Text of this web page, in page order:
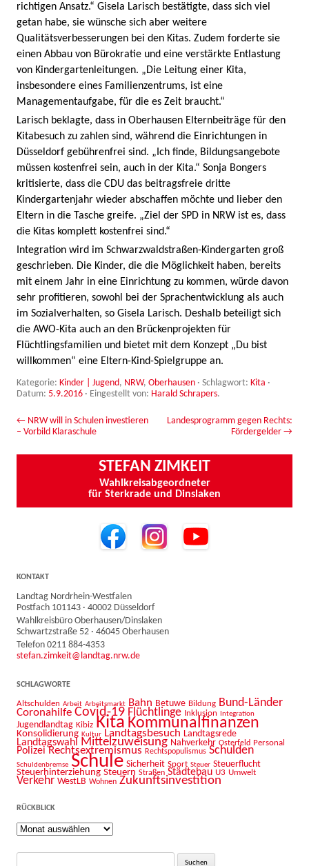
richtigen Ansatz.“ Gisela Larisch bestätigte, dass sich viel
getan habe, sie wünsche sich aber weitere
Qualitätsverbesserungen bei den Kitas. Zudem forderte sie
einen Abbau von Bürokratie und eine verstärkte Entlastung
von Kindergartenleitungen. „Die Leitung einer Kita,
insbesondere eines Familienzentrums, ist eine
Managementaufgabe, für die es Zeit braucht.“
Larisch beklagte, dass in Oberhausen Elternbeiträge für den
Kitabesuch zu zahlen sind, während die Einrichtungen in
Düsseldorf gebührenfrei sind. „Ich finde, Bildungsangebote
müssen kostenfrei sein, auch in der Kita.“ Sonja Bongers
kritisierte, dass die CDU das beitragsfreie dritte
Kindergartenjahr wieder abschaffen möchte und lieber den
Eltern in die Tasche greife. „Ziel der SPD in NRW ist es, dass
die Kitas komplett kostenfrei sind.“
Integration wird im Schwarzwaldstraßen-Kindergarten groß
geschrieben. Die Kinder, die die Möglichkeit haben, bereits
mit einem Jahr in eine Einrichtung zu kommen, würde davon
sehr profitieren, sowohl bei der Sprachentwicklung als auch
im Sozialverhalten, so Gisela Larisch. Deshalb beteiligt sich
die AWO-Kita auch an den Brückenprojekten für
Flüchtlingsfamilien und bietet mit dem Konzept „Du bist
willkommen“ eine Eltern-Kind-Spielgruppe an.
Kategorie: Kinder | Jugend, NRW, Oberhausen · Schlagwort: Kita ·
Datum: 5.9.2016 · Eingestellt von: Harald Schrapers.
Beitrags-Navigation
← NRW will in Schulen investieren
– Vorbild Klaraschule
Landesprogramm gegen Rechts:
Fördergelder →
STEFAN ZIMKEIT
Wahlkreisabgeordneter
für Sterkrade und Dinslaken
KONTAKT
Landtag Nordrhein-Westfalen
Postfach 101143 · 40002 Düsseldorf
Wahlkreisbüro Oberhausen/Dinslaken
Schwartzstraße 52 · 46045 Oberhausen
Telefon 0211 884-4353
stefan.zimkeit@landtag.nrw.de
SCHLAGWORTE
Altschulden Arbeit Arbeitsmarkt Bahn Betuwe Bildung Bund-Länder
Coronahilfe Covid-19 Flüchtlinge Inklusion Integration
Jugendlandtag Kibiz Kita Kommunalfinanzen
Konsolidierung Kultur Landtagsbesuch Landtagsrede
Landtagswahl Mittelzuweisung Nahverkehr Osterfeld Personal
Polizei Rechtsextremismus Rechtspopulismus Schulden
Schuldenbremse Schule Sicherheit Sport Steuer Steuerflucht
Steuerhinterziehung Steuern Straßen Städtebau U3 Umwelt
Verkehr WestLB Wohnen Zukunftsinvestition
RÜCKBLICK
Rückblick